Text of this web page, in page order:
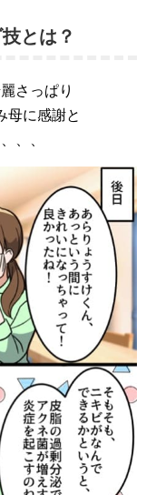
とは？
さっぱり
母に感謝と
、、